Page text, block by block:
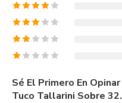
Sé El Primero En
Tuco Tallarini Sobre